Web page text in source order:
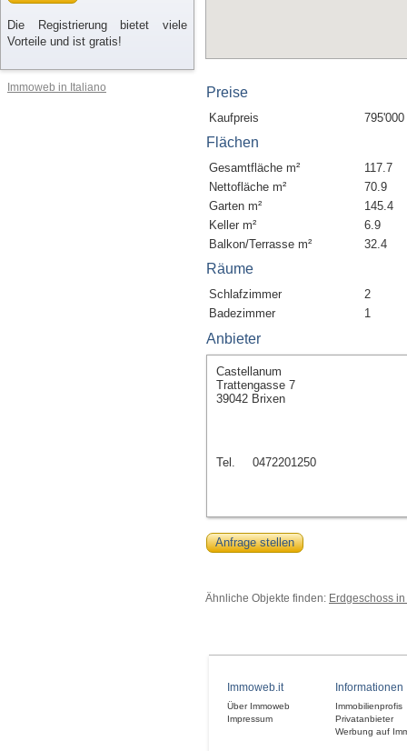
Die Registrierung bietet viele
Vorteile und ist gratis!
Immoweb in Italiano Preise
Kaufpreis 795'000
Flächen
Gesamtfläche m²
117.7
Nettofläche m²
70.9
Garten m²
145.4
Keller m²
6.9
Balkon/Terrasse m²
32.4
Räume
Schlafzimmer
2
Badezimmer
1
Anbieter
Castellanum
Trattengasse 7
39042 Brixen
Tel. 0472201250
Anfrage stellen
Ähnliche Objekte finden: Erdgeschoss
Immoweb.it
Über Immoweb
Impressum
Informationen
Immobilienprofis
Privatanbieter
Werbung auf